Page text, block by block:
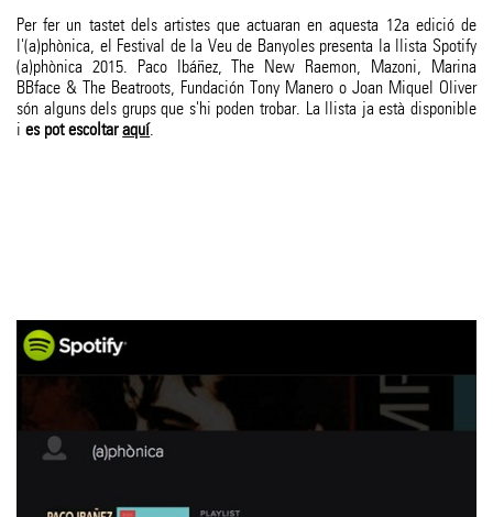
Per fer un tastet dels artistes que actuaran en aquesta 12a edició de
l'(a)phònica, el Festival de la Veu de Banyoles presenta la llista Spotify
(a)phònica 2015. Paco Ibáñez, The New Raemon, Mazoni, Marina
BBface & The Beatroots, Fundación Tony Manero o Joan Miquel Oliver
són alguns dels grups que s'hi poden trobar. La llista ja està disponible
ies pot escoltaraquí.